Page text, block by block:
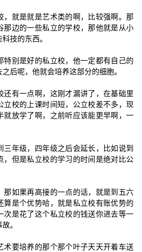
，就是就是艺术类的啊，比较强啊。那
那边的一些私立的学校，那他就是从小
技的东西。
特别是好的私立校，他一定都有自己的
后呢，他就会培养这部分的细胞。
还有一点啊，这刚才漏讲了，在基础里
立校的上课时间短，公立校差不多，现
就放学了啊，之前听应该能更早啊，一
三年级，四年级之后会延长，比如说到
，但是私立校的学习的时间是绝对比公
那如果再高接的一点的话，就是到五六
算是个优势哈，就是私立校有账优势的
次是花了这个私立校的钱送你进去等一
。
术要培养的那个那个叶子天天开着车送